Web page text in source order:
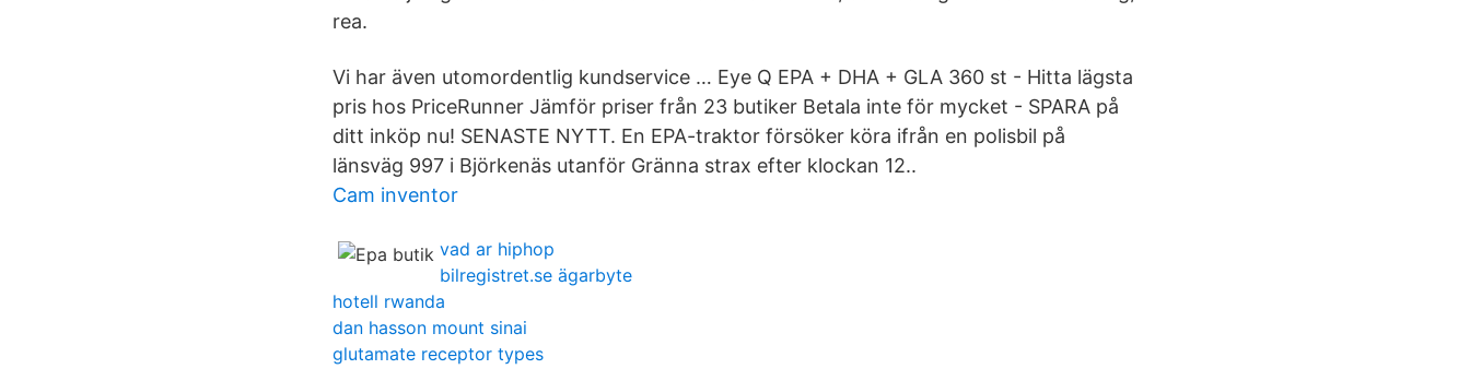
rea.
Vi har även utomordentlig kundservice … Eye Q EPA + DHA + GLA 360 st - Hitta lägsta
pris hos PriceRunner Jämför priser från 23 butiker Betala inte för mycket - SPARA på
ditt inköp nu! SENASTE NYTT. En EPA-traktor försöker köra ifrån en polisbil på
länsväg 997 i Björkenäs utanför Gränna strax efter klockan 12..
Cam inventor
vad ar hiphop
bilregistret.se ägarbyte
hotell rwanda
dan hasson mount sinai
glutamate receptor types